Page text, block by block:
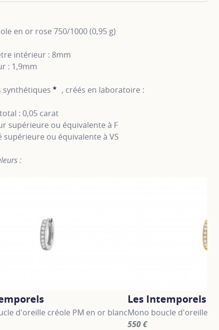
en or rose 750/1000 (0,95 g)
intérieur : 8mm
: 1,9mm
synthétiques * SHOW TOOLTIP
, créés en laboratoire :
: 0,05 carat
supérieure ou équivalente à F
supérieure ou équivalente à VS
:
d'oreille créole PM en or blanc
Les Intemporels
Mono boucle d'oreille
550 €